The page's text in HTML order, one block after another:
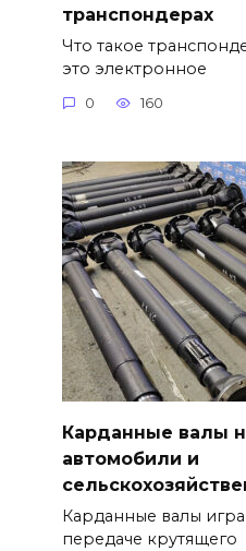
транспондерах
Что такое
это электронное
0 160
Карданные валы
автомобили и
Карданные валы
передаче крутящего